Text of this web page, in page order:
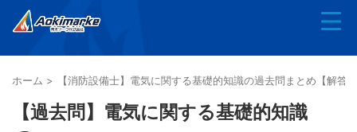
ホーム > 【消防設備士】電気に関する基礎的知識の過去問まとめ【解答
【過去問】電気に関する基礎的知識